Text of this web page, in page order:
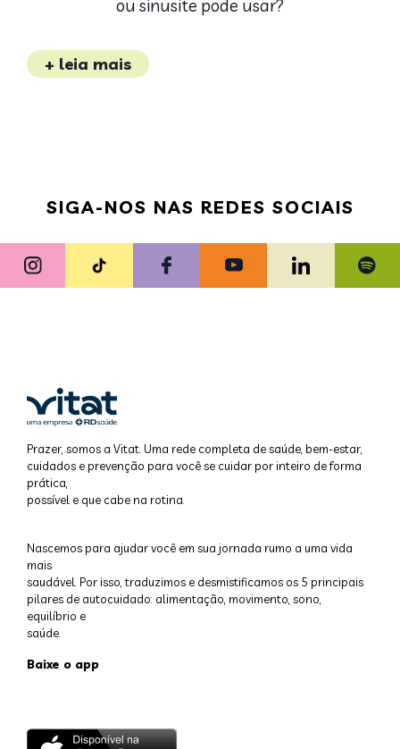
ou sinusite pode usar?
+ leia mais
SIGA-NOS NAS REDES SOCIAIS
Prazer, somos a Vitat. Uma rede completa de saúde, bem-estar,
cuidados e prevenção para você se cuidar por inteiro de forma
prática,
possível e que cabe na rotina.
Nascemos para ajudar você em sua jornada rumo a uma vida
mais
saudável. Por isso, traduzimos e desmistificamos os 5 principais
pilares de autocuidado: alimentação, movimento, sono,
equilíbrio e
saúde.
Baixe o app